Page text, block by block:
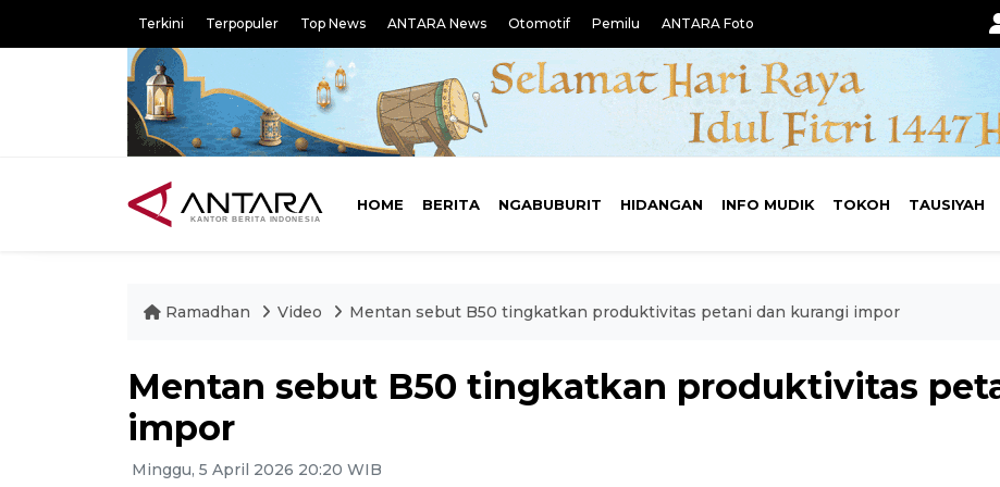
Terkini Terpopuler Top News ANTARA News Otomotif Pemilu ANTARA Foto
HOME BERITA NGABUBURIT HIDANGAN INFO MUDIK TOKOH TAUSIYAH
Ramadhan Video Mentan sebut B50 tingkatkan produktivitas petani dan kurangi impor
Mentan sebut B50 tingkatkan produktivitas
impor
Minggu, 5 April 2026 20:20 WIB